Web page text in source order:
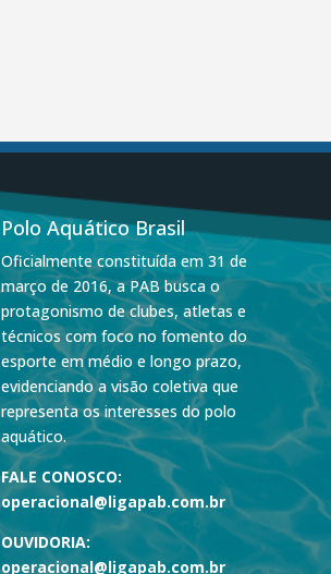
Polo Aquático Brasil
Oficialmente constituída em 31 de
março de 2016, a PAB busca o
protagonismo de clubes, atletas e
técnicos com foco no fomento do
esporte em médio e longo prazo,
evidenciando a visão coletiva que
representa os interesses do polo
aquático.
FALE CONOSCO:
operacional@ligapab.com.br
OUVIDORIA:
operacional@ligapab.com.br